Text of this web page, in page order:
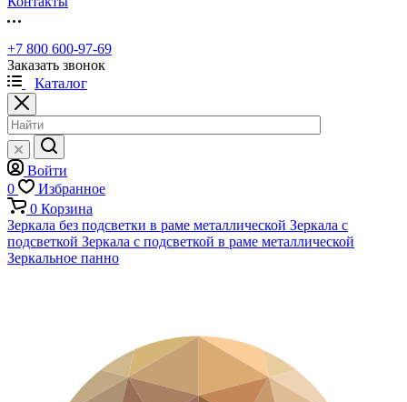
+7 800 600-97-69
Заказать звонок
Каталог
Войти
0
Избранное
0 Корзина
Зеркала без подсветки в раме металлической Зеркала с
подсветкой Зеркала с подсветкой в раме металлической
Зеркальное панно